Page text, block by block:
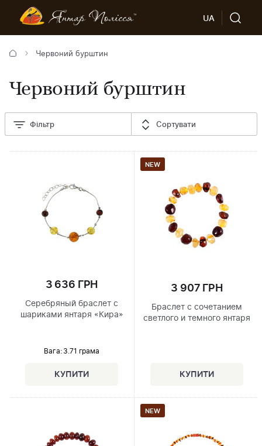
UA
Червоний бурштин
Червоний бурштин
Фільтр Сортувати
3 636 ГРН
Серебряный браслет с
шариками янтаря «Кира»
Вага: 3.71 грама
NEW
3 907 ГРН
Браслет с сочетанием
светлого и темного янтаря
NEW